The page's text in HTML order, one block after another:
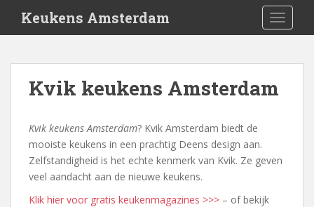
i
Keukens Amsterdam
Kvik keukens Amsterdam
Kvik keukens Amsterdam? Kvik Amsterdam biedt de
mooiste keukens in een prachtig Deens design aan.
Zelfstandigheid is het echte kenmerk van Kvik. Ze geven
veel aandacht aan de nieuwe keukens.
Klik hier voor gratis keukenmagazines >>> – of bekijk